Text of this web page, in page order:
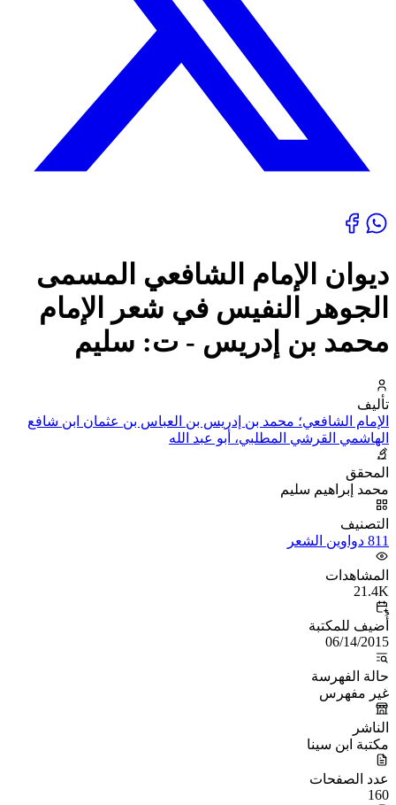
ديوان الإمام الشافعي المسمى
الجوهر النفيس في شعر الإمام
محمد بن إدريس - ت: سليم
تأليف
الإمام الشافعي؛ محمد بن إدريس بن العباس بن عثمان ابن شافع
الهاشمي القرشي المطلبي، أبو عبد الله
المحقق
محمد إبراهيم سليم
التصنيف
811 دواوين الشعر
المشاهدات
21.4K
أُضيف للمكتبة
06/14/2015
حالة الفهرسة
غير مفهرس
الناشر
مكتبة ابن سينا
عدد الصفحات
160